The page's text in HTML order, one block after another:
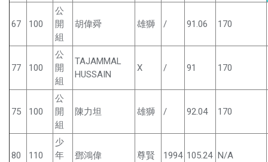
67 100
公
開
組
胡偉舜 雄獅 / 91.06 170
77 100
公
開
組
TAJAMMAL
HUSSAIN
X / 91 170
75 100
公
開
組
陳力坦 雄獅 / 92.04 170
80 110
少
年
鄧鴻偉 尊賢 1994 105.24 N/A